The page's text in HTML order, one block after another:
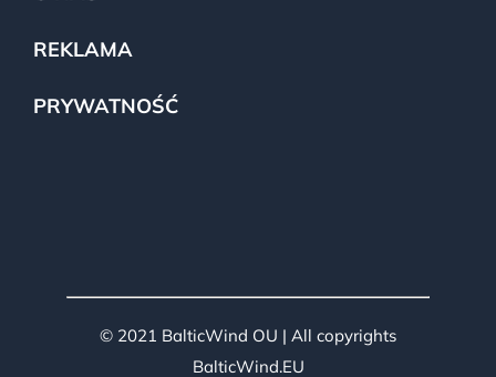
REKLAMA
PRYWATNOŚĆ
© 2021 BalticWind OU | All copyrights
BalticWind.EU